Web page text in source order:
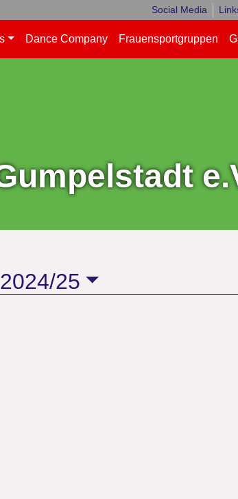
Social Media
Dance Company Frauensportgruppen
2024/25